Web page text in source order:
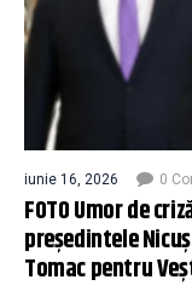
iunie 16, 2026 0
FOTO Umor de
președintele
Tomac pentru